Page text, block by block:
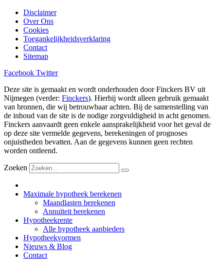
Disclaimer
Over Ons
Cookies
Toegankelijkheidsverklaring
Contact
Sitemap
Facebook Twitter
Deze site is gemaakt en wordt onderhouden door Finckers BV uit
Nijmegen (verder: Finckers). Hierbij wordt alleen gebruik gemaakt
van bronnen, die wij betrouwbaar achten. Bij de samenstelling van
de inhoud van de site is de nodige zorgvuldigheid in acht genomen.
Finckers aanvaardt geen enkele aansprakelijkheid voor het geval de
op deze site vermelde gegevens, berekeningen of prognoses
onjuistheden bevatten. Aan de gegevens kunnen geen rechten
worden ontleend.
Zoeken
Maximale hypotheek berekenen
Maandlasten berekenen
Annuïteit berekenen
Hypotheekrente
Alle hypotheek aanbieders
Hypotheekvormen
Nieuws & Blog
Contact